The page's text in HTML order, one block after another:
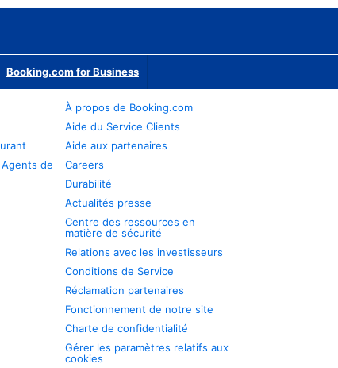
Booking.com for Business
de
À propos de Booking.com
Aide du Service Clients
Aide aux partenaires
Careers
Durabilité
Actualités presse
Centre des ressources en
matière de sécurité
Relations avec les investisseurs
Conditions de Service
Réclamation partenaires
Fonctionnement de notre site
Charte de confidentialité
Gérer les paramètres relatifs aux
cookies